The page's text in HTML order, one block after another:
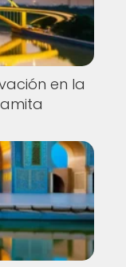
en la